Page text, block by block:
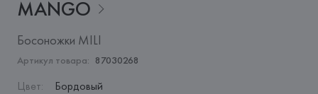
MANGO
Босоножки MILI
Артикул товара: 87030268
Цвет: Бордовый